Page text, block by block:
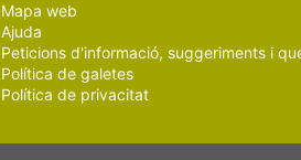
Mapa web
Ajuda
Peticions d'informació, suggeriments i
Política de galetes
Política de privacitat